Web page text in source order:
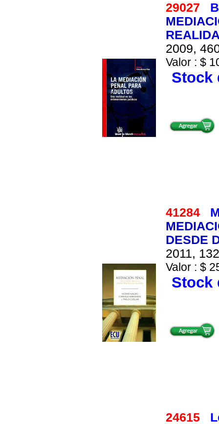
29027
2009,
Valor : $
Stock
41284
DESDE
2011,
Valor : $
Stock
24615